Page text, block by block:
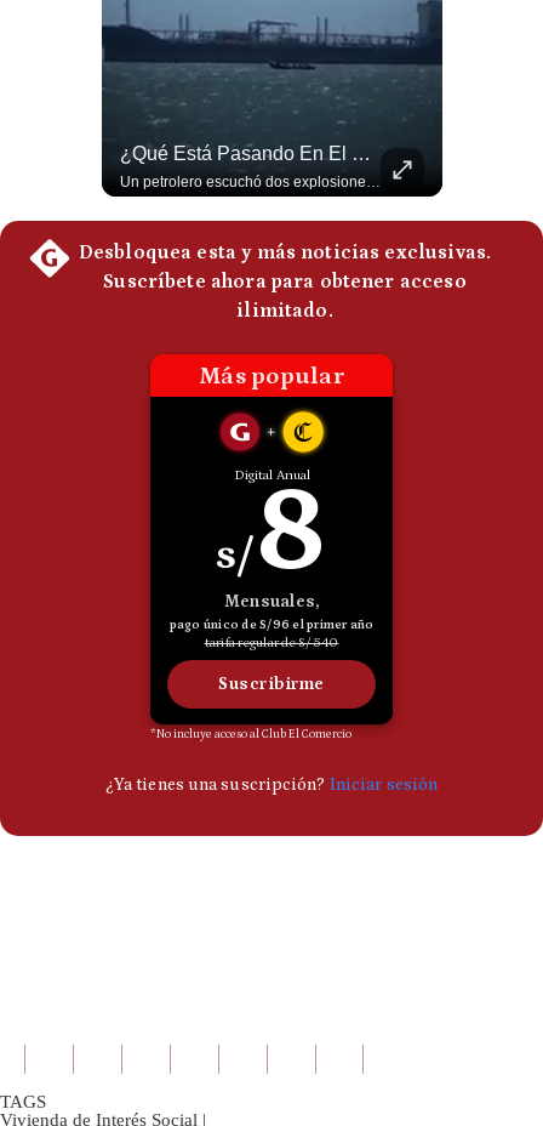
Privacidad
¿Qué Está Pasando En El Estrecho De Ormuz? | Gestión Mundo
Un petrolero escuchó dos explosiones mientras atravesaba el estrecho de Ormuz. Aunque no se confirmó un ataque directo, el tránsito marítimo estaba prácticamente paralizado: solo cruzaron dos buques, frente a un promedio habitual de entre 130 y 140 diarios. #EstrechoDeOrmuz #Petroleo #NoticiasInternacionales #UltimaHora #Shorts 👉 Suscríbete y activa la campana para no perderte nuestro análisis diario. 🌎 Síguenos en nuestras redes sociales: 📌 Web oficial: https://gestion.pe/mundo/ 📌 LinkedIn: http://bit.ly/3HYIET0 📌 X (Twitter): http://bit.ly/4noZtX9 📌 TikTok: http://bit.ly/4evB6TO
TAGS
Vivienda de Interés Social |